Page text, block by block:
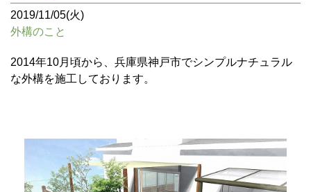
2019/11/05(火)
外構のこと
2014年10月頃から、兵庫県神戸市でシンプルナチュラル
な外構を施工しております。